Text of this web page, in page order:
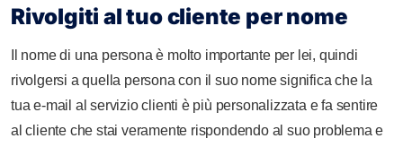
Rivolgiti al tuo cliente per nome
Il nome di una persona è molto importante per lei, quindi
rivolgersi a quella persona con il suo nome significa che la
tua e-mail al servizio clienti è più personalizzata e fa sentire
al cliente che stai veramente rispondendo al suo problema e